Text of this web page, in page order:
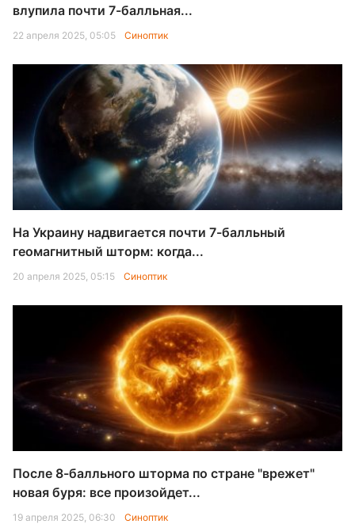
влупила почти 7-балльная...
22 апреля 2025, 05:05 Синоптик
На Украину надвигается почти 7-балльный
геомагнитный шторм: когда...
20 апреля 2025, 05:15 Синоптик
После 8-балльного шторма по стране "врежет"
новая буря: все произойдет...
19 апреля 2025, 06:30 Синоптик